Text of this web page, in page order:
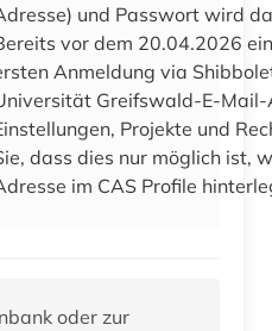
und Passwort wird
vor dem 20.04.2026
Anmeldung via
Greifswald-E-
Projekte und
dass dies nur möglich ist,
im CAS Profile
oder zur